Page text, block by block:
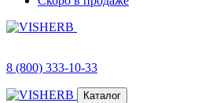
8 (800) 333-10-33
Каталог